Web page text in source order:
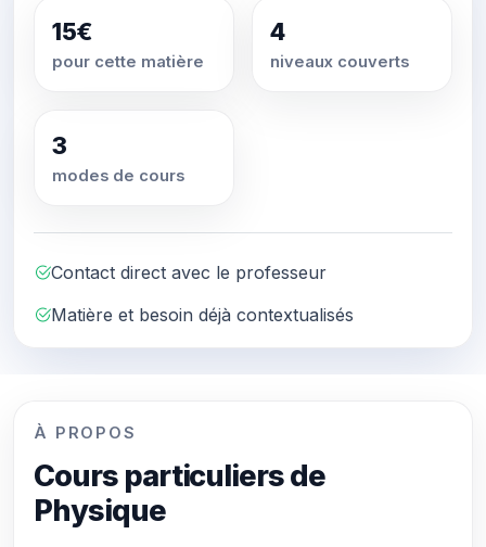
15€
pour cette matière
4
niveaux couverts
3
modes de cours
Contact direct avec le professeur
Matière et besoin déjà contextualisés
À PROPOS
Cours particuliers de
Physique